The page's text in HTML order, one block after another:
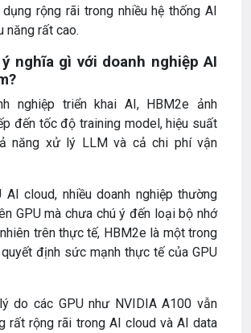
rộng rãi trong nhiều hệ thống AI
năng rất cao.
nghĩa gì với doanh nghiệp AI
nghiệp triển khai AI, HBM2e ảnh
đến tốc độ training model, hiệu suất
năng xử lý LLM và cả chi phí vận
AI cloud, nhiều doanh nghiệp thường
GPU mà chưa chú ý đến loại bộ nhớ
trên thực tế, HBM2e là một trong
định sức mạnh thực tế của GPU
do các GPU như NVIDIA A100 vẫn
rất rộng rãi trong AI cloud và AI data